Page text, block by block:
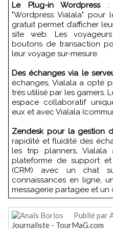
Le Plug-in Wordpress:
"Wordpress Vialala" pour
gratuit permet d’afficher
site web. Les
boutons de transaction
leur voyage sur-mesure.
Des échanges via le
échanges, Vialala a opté
très utilisé par les gamers.
espace collaboratif
eux et avec Vialala
Zendesk pour la gestion
rapidité et fluidité des
les trip planners,
plateforme de support
(CRM) avec un chat
connaissances en ligne,
messagerie partagée et
Publié par
Journaliste - TourMaG.com